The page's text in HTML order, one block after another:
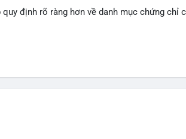
định rõ ràng hơn về danh mục chứng chỉ
sự tin tưởng của nhà đầu tư và phát triển thị